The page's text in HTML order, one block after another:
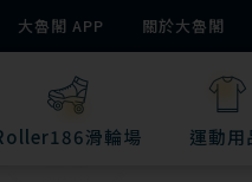
大魯閣 APP 關於大魯閣
滑輪場 運動用